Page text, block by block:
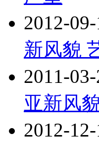
2012-
新风貌
2011-
亚新风
2012-